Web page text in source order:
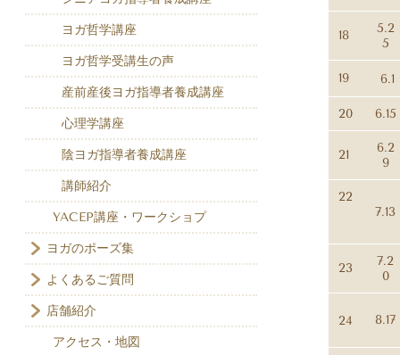
18
5.2
5
19 6.1
20 6.15
21
6.2
9
22
7.13
23
7.2
0
24 8.17
ヨガ哲学講座
ヨガ哲学受講生の声
産前産後ヨガ指導者養成講座
心理学講座
陰ヨガ指導者養成講座
講師紹介
YACEP講座・ワークショプ
ヨガのポーズ集
よくあるご質問
店舗紹介
アクセス・地図